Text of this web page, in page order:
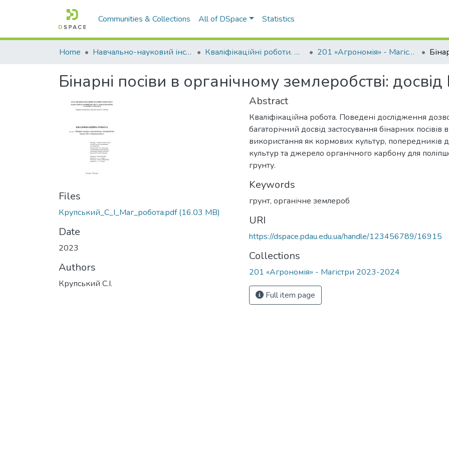
Communities & Collections All of DSpace Statistics
Home Навчально-науковий інститут агротехнологій, селекції та екології Кваліфікаційні роботи. ННІ агротехнологій, селекції та екології 201 «Агрономія» - Магістри 2023-2024
Бінарні посіви в органічному землеробстві:
Files
Крупський_С_І_Маг_робота.pdf(16.03 MB)
Date
2023
Authors
Крупський С.І.
Abstract
Кваліфікаційна робота. Поведені дослідження
багаторічний досвід застосування бінарних посівів в
використання як кормових культур, попередників
культур та джерело органічного карбону для
грунту.
Keywords
грунт, органічне землероб
URI
https://dspace.pdau.edu.ua/handle/123456789/16915
Collections
201 «Агрономія» - Магістри 2023-2024
Full item page